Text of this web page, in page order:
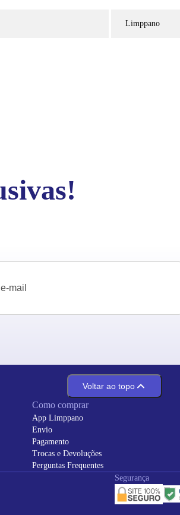
Limppano
Voltar ao topo
Como comprar
App Limppano
Envio
Pagamento
Trocas e Devoluções
Perguntas Frequentes
Segurança